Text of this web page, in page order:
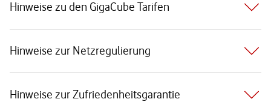
Hinweise zu den GigaCube Tarifen
Hinweise zur Netzregulierung
Hinweise zur Zufriedenheitsgarantie